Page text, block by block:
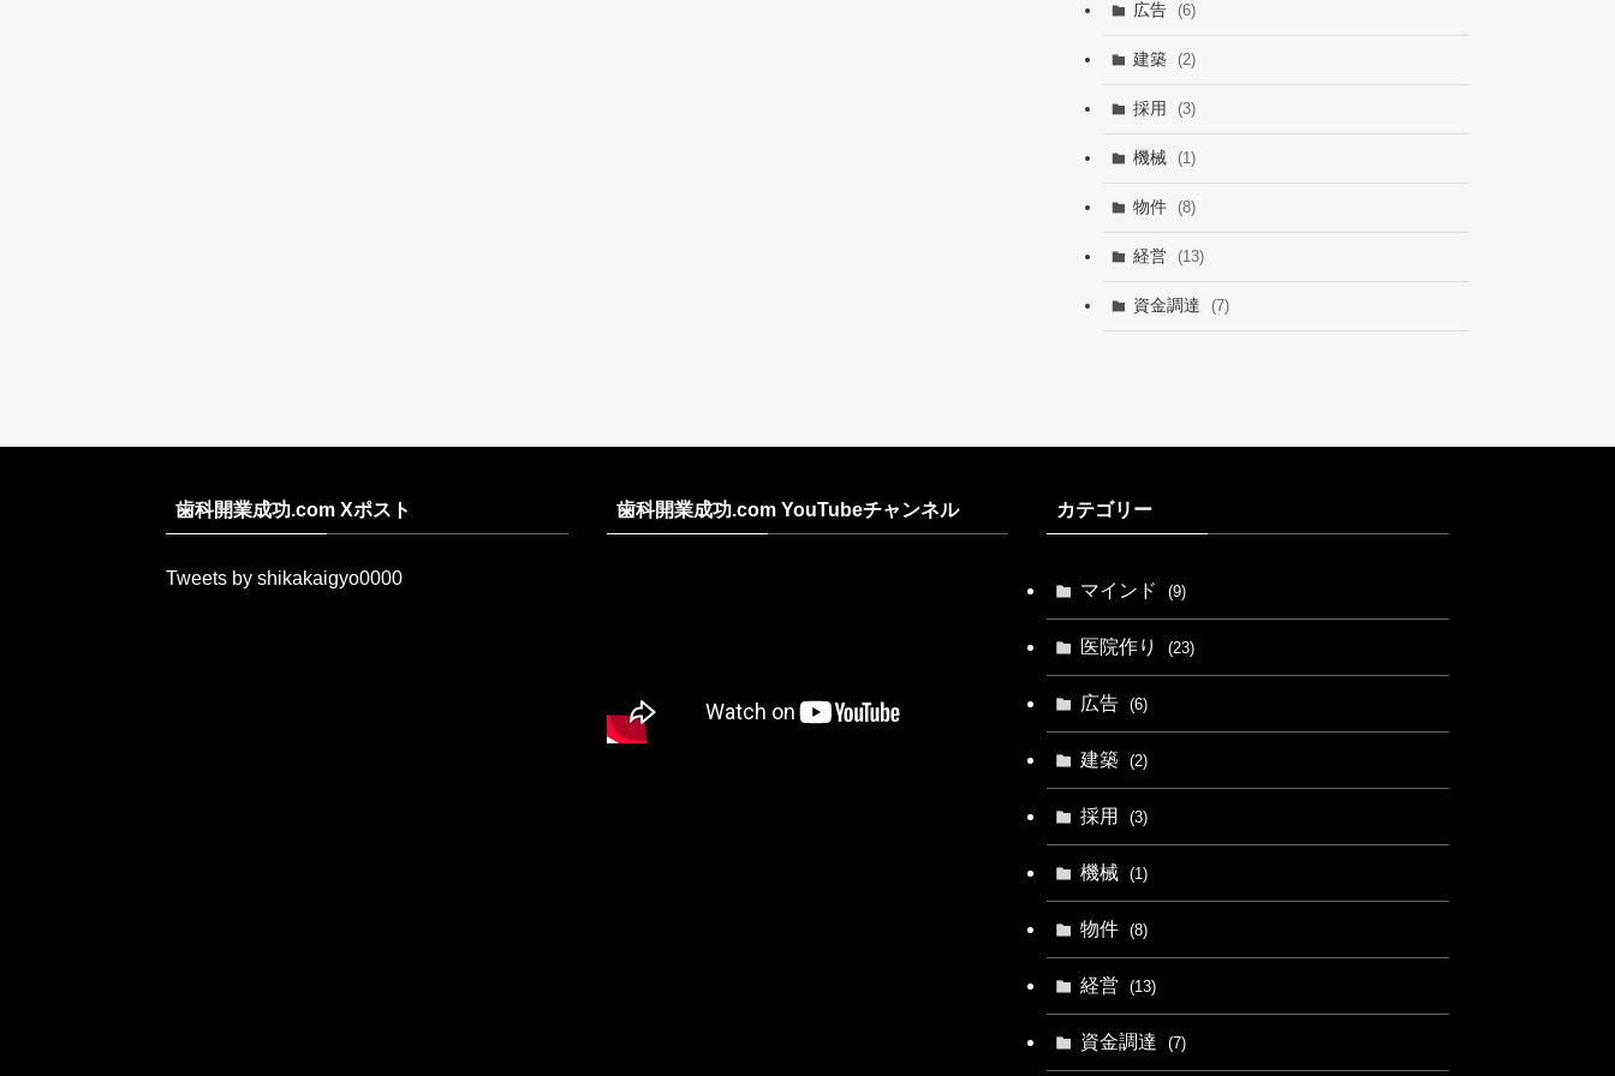
広告 (6)
建築 (2)
採用 (3)
機械 (1)
物件 (8)
経営 (13)
資金調達 (7)
歯科開業成功.com Xポスト
Tweets by shikakaigyo0000
歯科開業成功.com YouTubeチャンネル カテゴリー
マインド (9)
医院作り (23)
広告 (6)
建築 (2)
採用 (3)
機械 (1)
物件 (8)
経営 (13)
資金調達 (7)